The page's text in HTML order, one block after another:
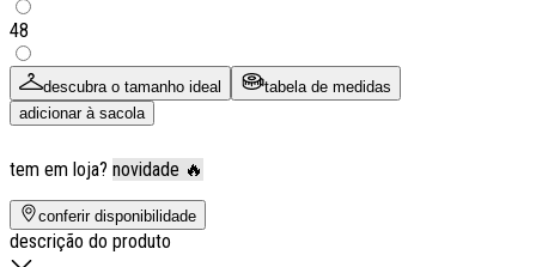
48
descubra o tamanho ideal
tabela de medidas
adicionar à sacola
tem em loja? novidade 🔥
conferir disponibilidade
descrição do produto